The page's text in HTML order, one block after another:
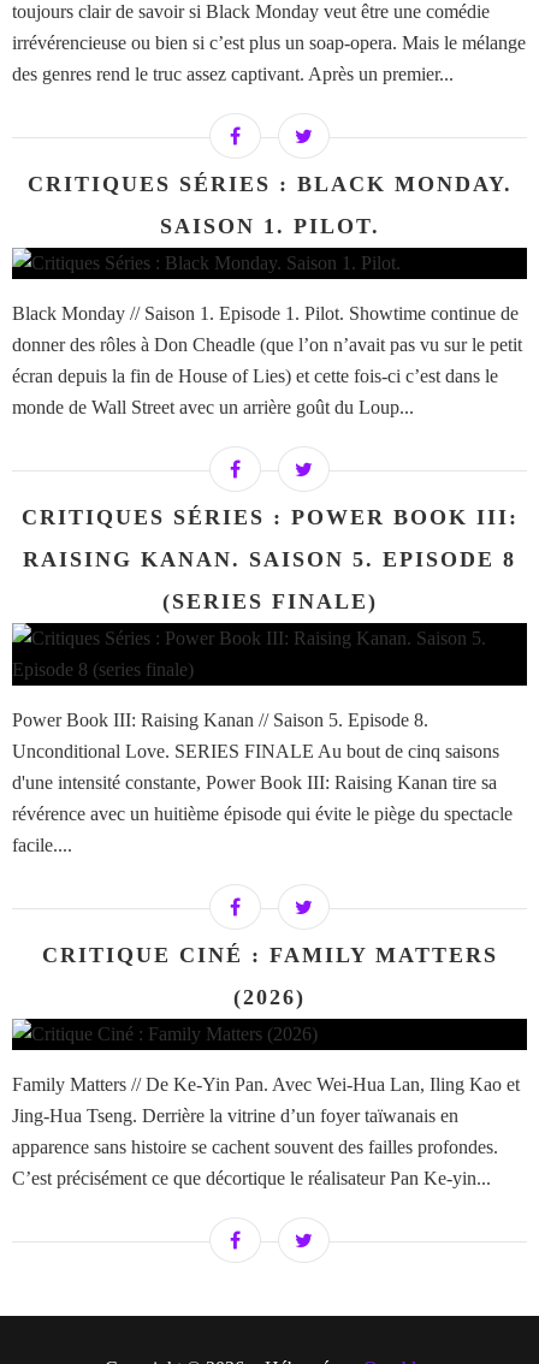
toujours clair de savoir si Black Monday veut être une comédie
irrévérencieuse ou bien si c’est plus un soap-opera. Mais le mélange
des genres rend le truc assez captivant. Après un premier...
CRITIQUES SÉRIES : BLACK MONDAY.
SAISON 1. PILOT.
Black Monday // Saison 1. Episode 1. Pilot. Showtime continue de
donner des rôles à Don Cheadle (que l’on n’avait pas vu sur le petit
écran depuis la fin de House of Lies) et cette fois-ci c’est dans le
monde de Wall Street avec un arrière goût du Loup...
CRITIQUES SÉRIES : POWER BOOK III:
RAISING KANAN. SAISON 5. EPISODE 8
(SERIES FINALE)
Power Book III: Raising Kanan // Saison 5. Episode 8.
Unconditional Love. SERIES FINALE Au bout de cinq saisons
d'une intensité constante, Power Book III: Raising Kanan tire sa
révérence avec un huitième épisode qui évite le piège du spectacle
facile....
CRITIQUE CINÉ : FAMILY MATTERS
(2026)
Family Matters // De Ke-Yin Pan. Avec Wei-Hua Lan, Iling Kao et
Jing-Hua Tseng. Derrière la vitrine d’un foyer taïwanais en
apparence sans histoire se cachent souvent des failles profondes.
C’est précisément ce que décortique le réalisateur Pan Ke-yin...